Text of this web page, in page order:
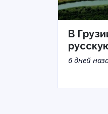
В
6 дней